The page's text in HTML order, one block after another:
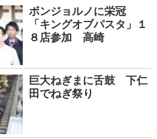
ボンジョルノに栄冠
「キングオブパスタ」１
８店参加 高崎
巨大ねぎまに舌鼓 下仁
田でねぎ祭り